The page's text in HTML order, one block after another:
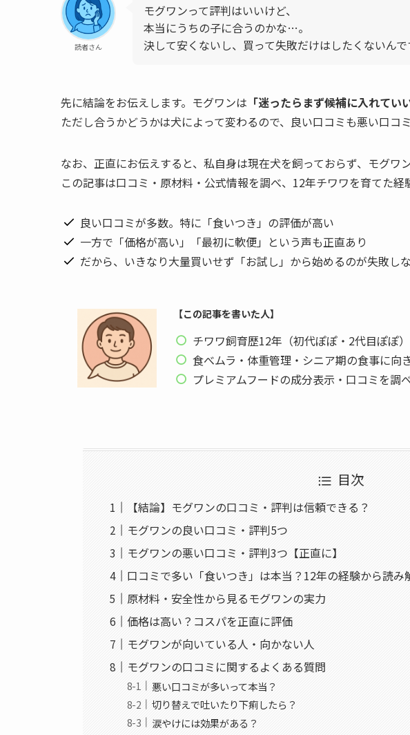
読者さん
モグワンって評判はいいけど、
本当にうちの子に合うのかな…。
決して安くないし、買って失敗だけはしたくないんで
先に結論をお伝えします。モグワンは 「迷ったらまず候補に入れてい
ただし合うかどうかは犬によって変わるので、良い口コミも悪い口コ
なお、正直にお伝えすると、私自身は現在犬を飼っておらず、モグワ
この記事は口コミ・原材料・公式情報を調べ、12年チワワを育てた経
良い口コミが多数。特に「食いつき」の評価が高い
一方で「価格が高い」「最初に軟便」という声も正直あり
だから、いきなり大量買いせず「お試し」から始めるのが失敗し
【この記事を書いた人】
チワワ飼育歴12年（初代ぽぽ・2代目ぽぽ）
食べムラ・体重管理・シニア期の食事に向
プレミアムフードの成分表示・口コミを調
目次
【結論】モグワンの口コミ・評判は信頼できる？
モグワンの良い口コミ・評判5つ
モグワンの悪い口コミ・評判3つ【正直に】
口コミで多い「食いつき」は本当？12年の経験から読み
原材料・安全性から見るモグワンの実力
価格は高い？コスパを正直に評価
モグワンが向いている人・向かない人
モグワンの口コミに関するよくある質問
悪い口コミが多いって本当？
切り替えで吐いたり下痢したら？
涙やけには効果がある？